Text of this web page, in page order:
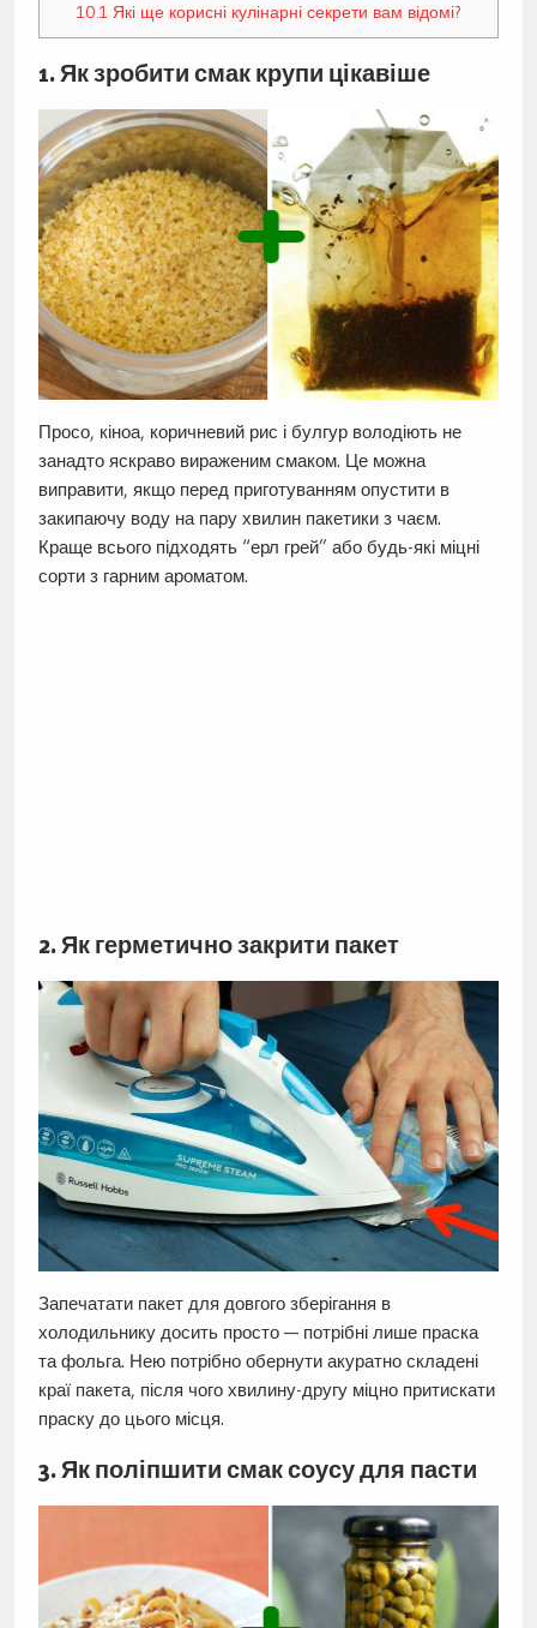
10.1 Які ще корисні кулінарні секрети вам відомі?
1. Як зробити смак крупи цікавіше
Просо, кіноа, коричневий рис і булгур володіють не
занадто яскраво вираженим смаком. Це можна
виправити, якщо перед приготуванням опустити в
закипаючу воду на пару хвилин пакетики з чаєм.
Краще всього підходять “ерл грей” або будь-які міцні
сорти з гарним ароматом.
2. Як герметично закрити пакет
Запечатати пакет для довгого зберігання в
холодильнику досить просто — потрібні лише праска
та фольга. Нею потрібно обернути акуратно складені
краї пакета, після чого хвилину-другу міцно притискати
праску до цього місця.
3. Як поліпшити смак соусу для пасти